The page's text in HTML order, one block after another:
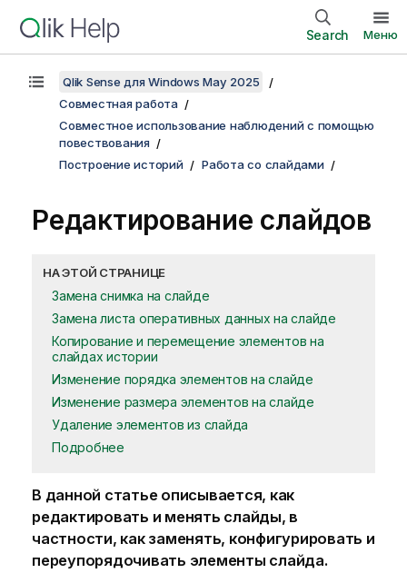
Search Меню
Qlik Sense для Windows May 2025
Совместная работа
Совместное использование наблюдений с помощью
повествования
Построение историй
Работа со слайдами
Редактирование слайдов
НА ЭТОЙ СТРАНИЦЕ
Замена снимка на слайде
Замена листа оперативных данных на слайде
Копирование и перемещение элементов на
слайдах истории
Изменение порядка элементов на слайде
Изменение размера элементов на слайде
Удаление элементов из слайда
Подробнее
В данной статье описывается, как
редактировать и менять слайды, в
частности, как заменять, конфигурировать и
переупорядочивать элементы слайда.